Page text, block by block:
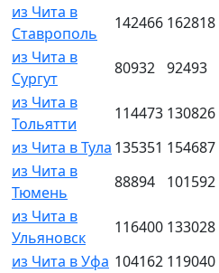
из Чита в
Ставрополь
142466 162818
из Чита в
Сургут
80932 92493
из Чита в
Тольятти
114473 130826
из Чита в Тула 135351 154687
из Чита в
Тюмень
88894 101592
из Чита в
Ульяновск
116400 133028
из Чита в Уфа 104162 119040